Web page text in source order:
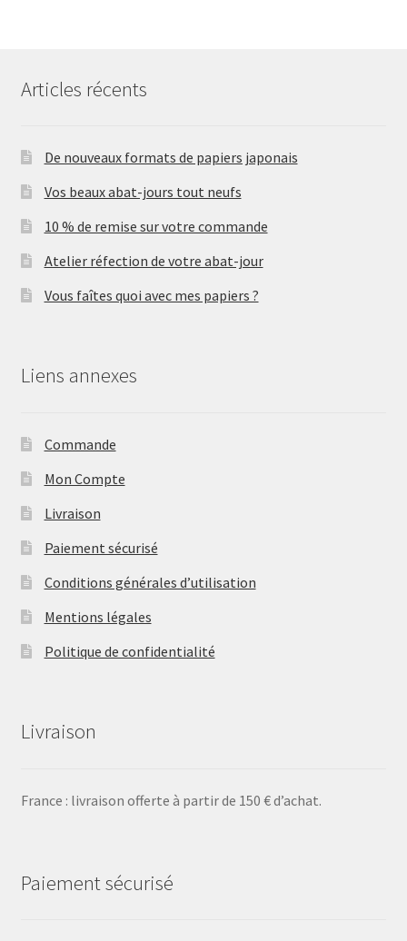
Articles récents
De nouveaux formats de papiers japonais
Vos beaux abat-jours tout neufs
10 % de remise sur votre commande
Atelier réfection de votre abat-jour
Vous faîtes quoi avec mes papiers ?
Liens annexes
Commande
Mon Compte
Livraison
Paiement sécurisé
Conditions générales d’utilisation
Mentions légales
Politique de confidentialité
Livraison
France : livraison offerte à partir de 150 € d’achat.
Paiement sécurisé